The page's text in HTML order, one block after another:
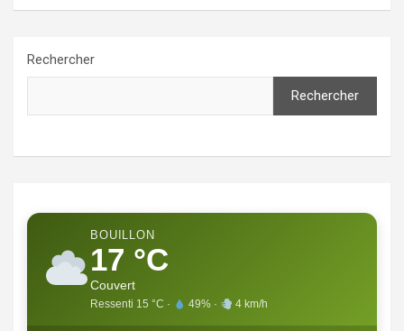
Rechercher
Rechercher
BOUILLON
17 °C
Couvert
Ressenti 15 °C · 49% · 4 km/h